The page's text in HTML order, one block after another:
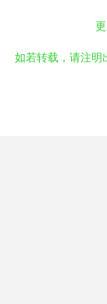
如若转载，请注